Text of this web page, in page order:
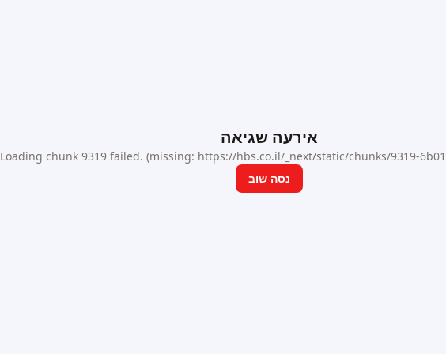
אירעה שגיאה
Loading chunk 9319 failed. (missing: https://hbs.co.il/_next/static/chunks/9319-
נסה שוב